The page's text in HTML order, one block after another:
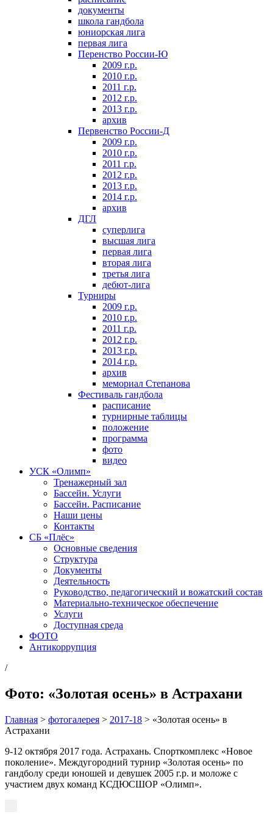
документы
школа гандбола
юниорская лига
первая лига
Перенство России-Ю
2009 г.р.
2010 г.р.
2011 г.р.
2012 г.р.
2013 г.р.
архив
Первенство России-Д
2009 г.р.
2010 г.р.
2011 г.р.
2012 г.р.
2013 г.р.
2014 г.р.
архив
ДГЛ
суперлига
высшая лига
первая лига
вторая лига
третья лига
дебют-лига
Турниры
2009 г.р.
2010 г.р.
2011 г.р.
2012 г.р.
2013 г.р.
2014 г.р.
архив
мемориал Степанова
Фeстивaль гaндбoлa
расписание
турнирные таблицы
положение
программа
фoтo
видео
УСК «Олимп»
Тренажерный зал
Бассейн. Услуги
Бассейн. Расписание
Наши цены
Контакты
СБ «Плёс»
Основные сведения
Структура
Документы
Деятельность
Руководство, педагогический и вожатский состав
Материально-техническое обеспечение
Услуги
Доступная среда
ФОТО
Антикоррупция
/
Фото: «Золотая осень» в Астрахани
Главная > фотогалерея > 2017-18 > «Золотая осень» в
Астрахани
9-12 октября 2017 года. Астрахань. Спорткомплекс «Новое
поколение». Междугородний турнир «Золотая осень» по
гандболу среди юношей и девушек 2005 г.р. и моложе с
участием двух команд КСДЮСШОР «Олимп».